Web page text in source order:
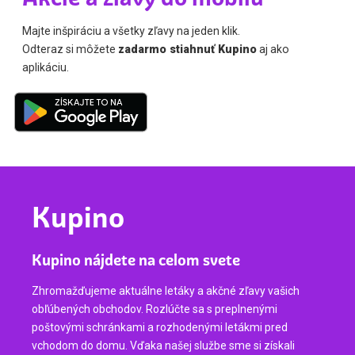
Majte inšpiráciu a všetky zľavy na jeden klik.
Odteraz si môžete zadarmo stiahnuť Kupinoaj ako
aplikáciu.
Kupino
Kupino nájdete na celom svete
Zhromažďujeme aktuálne letáky a akčné zľavy vašich
obľúbených obchodov. Rozlúčte sa s preplnenými
poštovými schránkami a rozhodenými letákmi pred
vchodom do domu. Vďaka našej službe sme si získali